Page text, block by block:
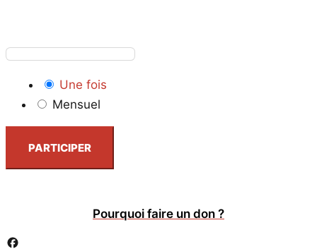
Une fois
Mensuel
PARTICIPER
Pourquoi faire un don ?